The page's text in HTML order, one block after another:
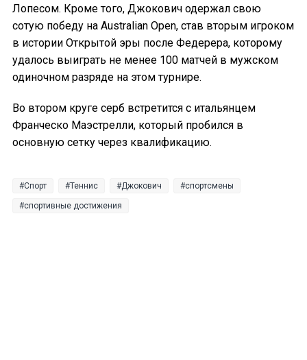
Лопесом. Кроме того, Джокович одержал свою
сотую победу на Australian Open, став вторым игроком
в истории Открытой эры после Федерера, которому
удалось выиграть не менее 100 матчей в мужском
одиночном разряде на этом турнире.
Во втором круге серб встретится с итальянцем
Франческо Маэстрелли, который пробился в
основную сетку через квалификацию.
Спорт Теннис Джокович спортсмены
спортивные достижения